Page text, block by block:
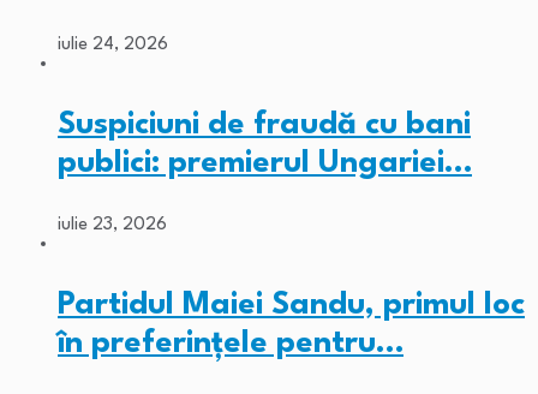
iulie 24, 2026
Suspiciuni de fraudă cu bani
publici: premierul Ungariei…
iulie 23, 2026
Partidul Maiei Sandu, primul loc
în preferințele pentru…